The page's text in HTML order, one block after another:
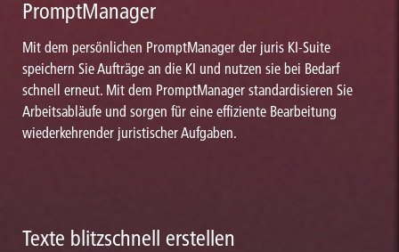
PromptManager
Mit dem persönlichen PromptManager der juris KI-Suite
speichern Sie Aufträge an die KI und nutzen sie bei Bedarf
schnell erneut. Mit dem PromptManager standardisieren Sie
Arbeitsabläufe und sorgen für eine effiziente Bearbeitung
wiederkehrender juristischer Aufgaben.
Texte blitzschnell erstellen